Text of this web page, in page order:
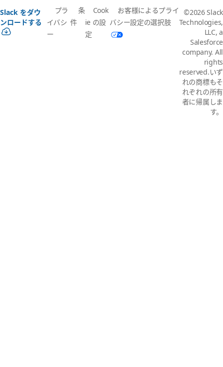
Slack をダウ
ンロードする
プラ
イバシ
ー
条
件
Cook
ie の設
定
お客様によるプライ
バシー設定の選択肢
©2026 Slack
Technologies,
LLC, a
Salesforce
company. All
rights
reserved.いず
れの商標もそ
れぞれの所有
者に帰属しま
す。